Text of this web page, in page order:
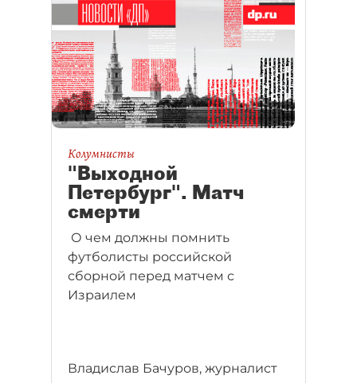
Колумнисты
"Выходной
Петербург". Матч
смерти
О чем должны помнить
футболисты российской
сборной перед матчем с
Израилем
Владислав Бачуров, журналист